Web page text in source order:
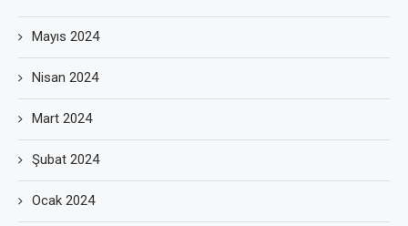
Mayıs 2024
Nisan 2024
Mart 2024
Şubat 2024
Ocak 2024